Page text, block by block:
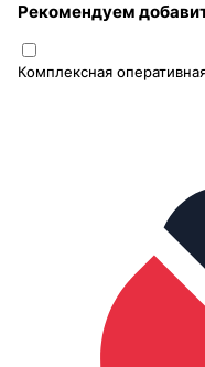
Рекомендуем
Комплексная